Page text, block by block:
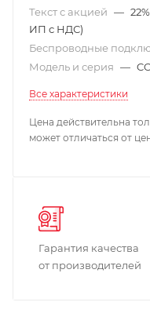
Текст с акцией —
ИП с НДС)
Беспроводные
Модель и серия —
Все характеристики
Цена действительна
может отличаться от
Гарантия качества
от производителей